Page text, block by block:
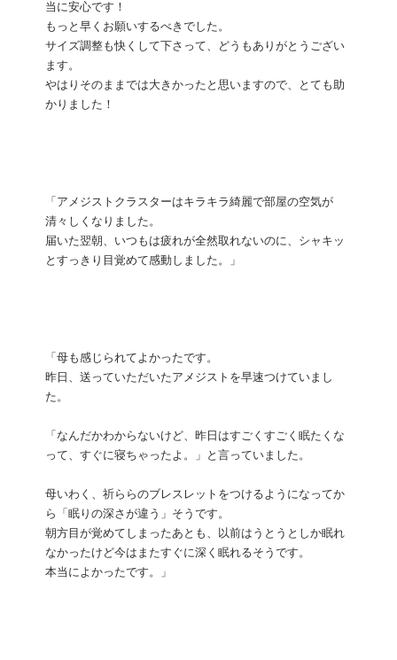
当に安心です！
もっと早くお願いするべきでした。
サイズ調整も快くして下さって、どうもありがとうござい
ます。
やはりそのままでは大きかったと思いますので、とても助
かりました！
「アメジストクラスターはキラキラ綺麗で部屋の空気が
清々しくなりました。
届いた翌朝、いつもは疲れが全然取れないのに、シャキッ
とすっきり目覚めて感動しました。」
「母も感じられてよかったです。
昨日、送っていただいたアメジストを早速つけていまし
た。
「なんだかわからないけど、昨日はすごくすごく眠たくな
って、すぐに寝ちゃったよ。」と言っていました。
母いわく、祈ららのブレスレットをつけるようになってか
ら「眠りの深さが違う」そうです。
朝方目が覚めてしまったあとも、以前はうとうとしか眠れ
なかったけど今はまたすぐに深く眠れるそうです。
本当によかったです。」